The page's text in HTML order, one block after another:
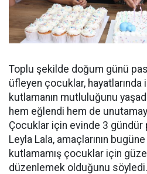
Toplu şekilde doğum günü
üfleyen çocuklar,
kutlamanın mutluluğunu
hem eğlendi hem de
Çocuklar için evinde 3 gündür
Leyla Lala, amaçlarının
kutlamamış çocuklar için
düzenlemek olduğunu